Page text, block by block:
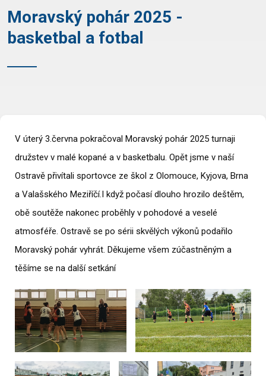
Moravský pohár 2025 -
basketbal a fotbal
V úterý 3.června pokračoval Moravský pohár 2025 turnaji
družstev v malé kopané a v basketbalu. Opět jsme v naší
Ostravě přivítali sportovce ze škol z Olomouce, Kyjova, Brna
a Valašského Meziříčí.I když počasí dlouho hrozilo deštěm,
obě soutěže nakonec proběhly v pohodové a veselé
atmosféře. Ostravě se po sérii skvělých výkonů podařilo
Moravský pohár vyhrát. Děkujeme všem zúčastněným a
těšíme se na další setkání